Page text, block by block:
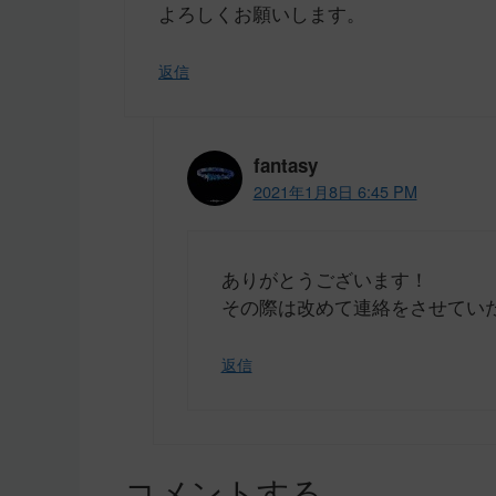
よろしくお願いします。
返信
fantasy
2021年1月8日 6:45 PM
ありがとうございます！
その際は改めて連絡をさせてい
返信